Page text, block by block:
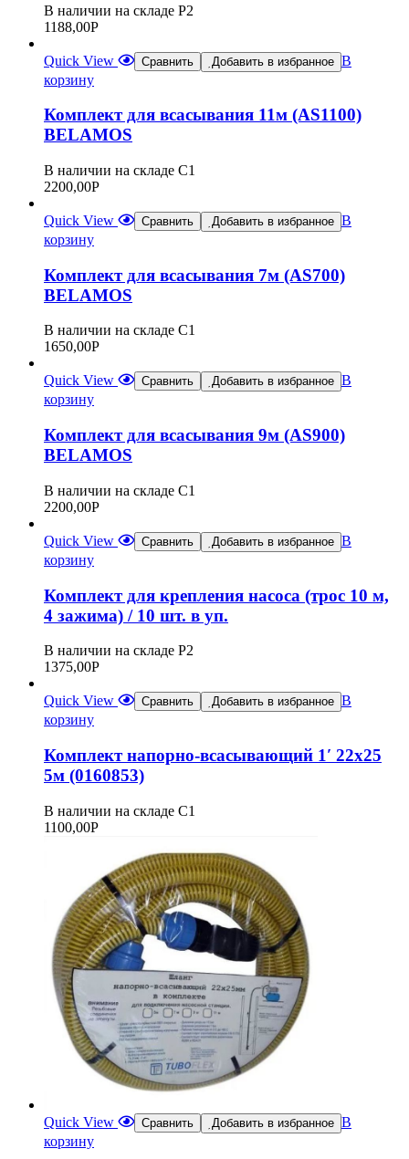
В наличии на складе Р2
1188,00Р
Quick View Сравнить Добавить в избранное В
корзину
Комплект для всасывания 11м (AS1100)
BELAMOS
В наличии на складе С1
2200,00Р
Quick View Сравнить Добавить в избранное В
корзину
Комплект для всасывания 7м (AS700)
BELAMOS
В наличии на складе С1
1650,00Р
Quick View Сравнить Добавить в избранное В
корзину
Комплект для всасывания 9м (AS900)
BELAMOS
В наличии на складе С1
2200,00Р
Quick View Сравнить Добавить в избранное В
корзину
Комплект для крепления насоса (трос 10 м,
4 зажима) / 10 шт. в уп.
В наличии на складе Р2
1375,00Р
Quick View Сравнить Добавить в избранное В
корзину
Комплект напорно-всасывающий 1′ 22х25
5м (0160853)
В наличии на складе С1
1100,00Р
Quick View Сравнить Добавить в избранное В
корзину